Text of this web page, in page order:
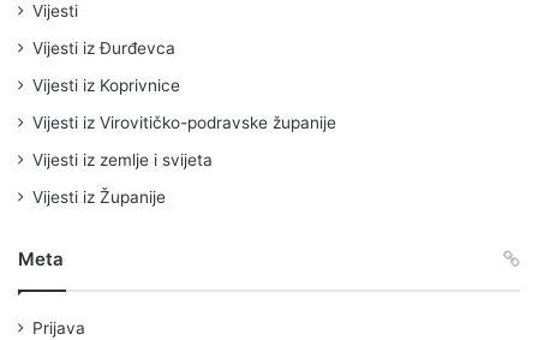
Vijesti
Vijesti iz Đurđevca
Vijesti iz Koprivnice
Vijesti iz Virovitičko-podravske županije
Vijesti iz zemlje i svijeta
Vijesti iz Županije
Meta
Prijava